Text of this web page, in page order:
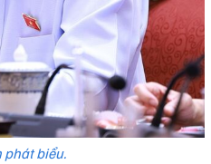
phát biểu.